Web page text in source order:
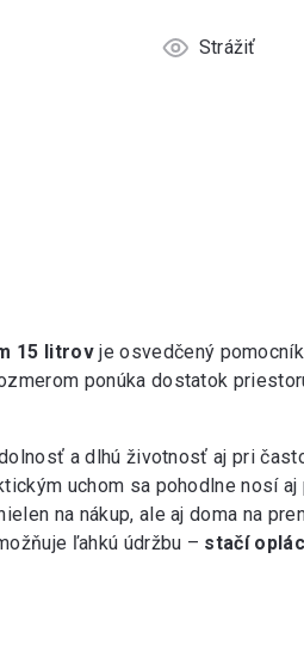
Strážiť
15 litrov je osvedčený
ponúka dostatok
a dlhú životnosť aj pri
uchom sa pohodlne nosí
na nákup, ale aj doma na
ľahkú údržbu – stačí